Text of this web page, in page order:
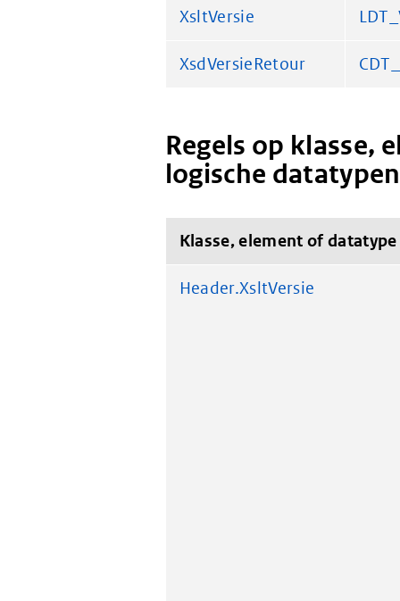
XsltVersie
XsdVersieRetour
Regels op klasse,
logische datatypen
Klasse, element of datatype
Header.XsltVersie